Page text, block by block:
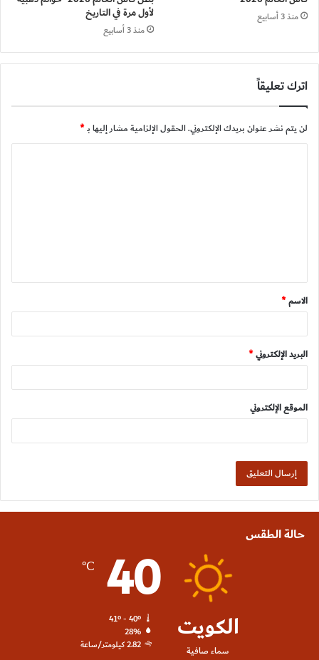
منذ 3 أسابيع لأول مرة في التاريخ
منذ 3 أسابيع
اترك تعليقاً
لن يتم نشر عنوان بريدك الإلكتروني.الحقول الإلزامية مشار إليها بـ*
ق
*
الاسم*
البريد الإلكتروني*
الموقع الإلكتروني
حالة الطقس
الكويت
سماء صافية
40
℃
41º - 40º
28%
2.82 كيلومتر/ساعة